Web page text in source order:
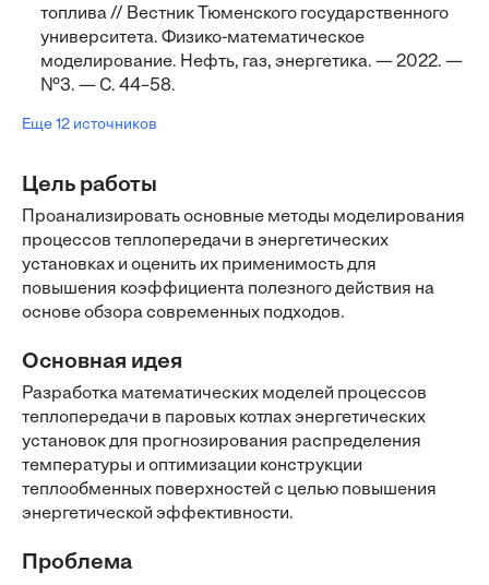
топлива // Вестник Тюменского государственного
университета. Физико-математическое
моделирование. Нефть, газ, энергетика. — 2022. —
№3. — С. 44–58.
Еще 12 источников
Цель работы
Проанализировать основные методы моделирования
процессов теплопередачи в энергетических
установках и оценить их применимость для
повышения коэффициента полезного действия на
основе обзора современных подходов.
Основная идея
Разработка математических моделей процессов
теплопередачи в паровых котлах энергетических
установок для прогнозирования распределения
температуры и оптимизации конструкции
теплообменных поверхностей с целью повышения
энергетической эффективности.
Проблема